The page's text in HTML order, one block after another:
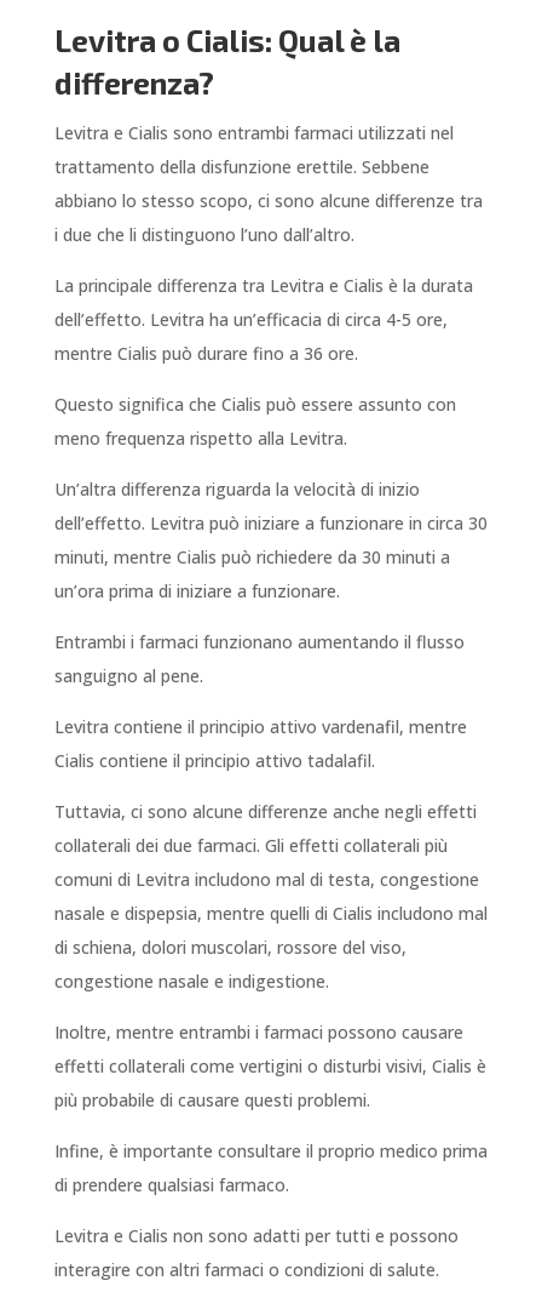
Levitra o Cialis: Qual è la
differenza?
Levitra e Cialis sono entrambi farmaci utilizzati nel
trattamento della disfunzione erettile. Sebbene
abbiano lo stesso scopo, ci sono alcune differenze tra
i due che li distinguono l’uno dall’altro.
La principale differenza tra Levitra e Cialis è la durata
dell’effetto. Levitra ha un’efficacia di circa 4-5 ore,
mentre Cialis può durare fino a 36 ore.
Questo significa che Cialis può essere assunto con
meno frequenza rispetto alla Levitra.
Un’altra differenza riguarda la velocità di inizio
dell’effetto. Levitra può iniziare a funzionare in circa 30
minuti, mentre Cialis può richiedere da 30 minuti a
un’ora prima di iniziare a funzionare.
Entrambi i farmaci funzionano aumentando il flusso
sanguigno al pene.
Levitra contiene il principio attivo vardenafil, mentre
Cialis contiene il principio attivo tadalafil.
Tuttavia, ci sono alcune differenze anche negli effetti
collaterali dei due farmaci. Gli effetti collaterali più
comuni di Levitra includono mal di testa, congestione
nasale e dispepsia, mentre quelli di Cialis includono mal
di schiena, dolori muscolari, rossore del viso,
congestione nasale e indigestione.
Inoltre, mentre entrambi i farmaci possono causare
effetti collaterali come vertigini o disturbi visivi, Cialis è
più probabile di causare questi problemi.
Infine, è importante consultare il proprio medico prima
di prendere qualsiasi farmaco.
Levitra e Cialis non sono adatti per tutti e possono
interagire con altri farmaci o condizioni di salute.